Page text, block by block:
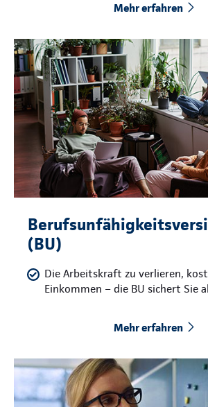
Mehr erfahren
(BU)
Die Arbeitskraft zu verlieren,
Einkommen – die BU sichert Sie
Mehr erfahren